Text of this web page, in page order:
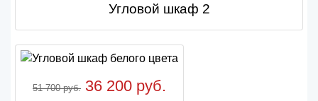
Угловой шкаф 2
51 700 руб. 36 200 руб.